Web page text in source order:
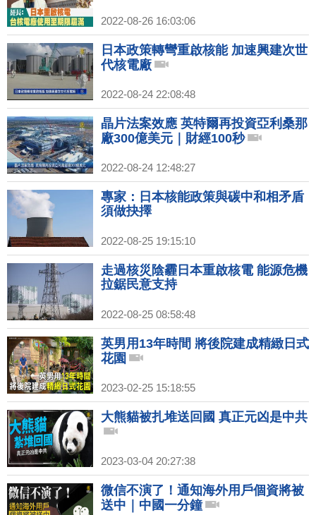
2022-08-26 16:03:06
日本政策轉彎重啟核能 加速興建次世
代核電廠
2022-08-24 22:08:48
晶片法案效應 英特爾再投資亞利桑那
廠300億美元｜財經100秒
2022-08-24 12:48:27
專家：日本核能政策與碳中和相矛盾
須做抉擇
2022-08-25 19:15:10
走過核災陰霾日本重啟核電 能源危機
拉鋸民意支持
2022-08-25 08:58:48
英男用13年時間 將後院建成精緻日式
花園
2023-02-25 15:18:55
大熊貓被扎堆送回國 真正元凶是中共
2023-03-04 20:27:38
微信不演了！通知海外用戶個資將被
送中｜中國一分鐘